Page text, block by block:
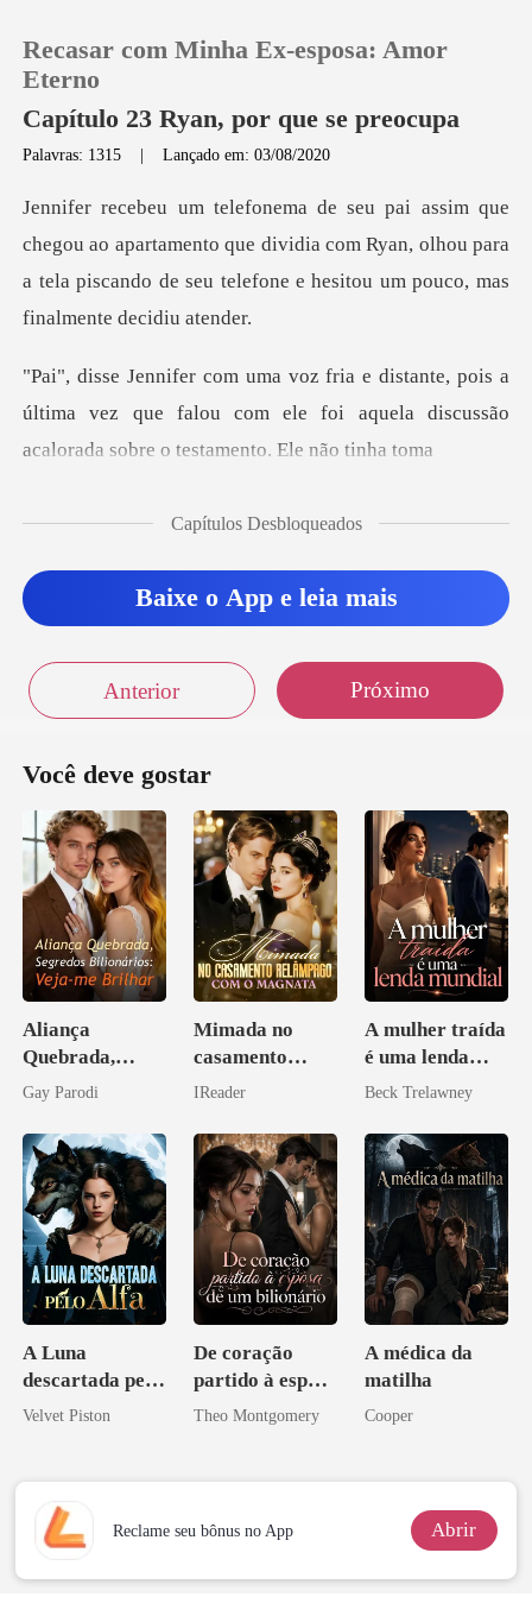
Loja
Histórico
Sair
Baixar App
Recasar com Minha Ex-esposa: Amor
Eterno
Capítulo 23 Ryan, por que se preocupa
Palavras: 1315 |Lançado em: 03/08/2020
partamento que dividia com Ryan, olhou para
a tela piscando de
ois a
última vez que falou com ele foi aquela discus
Capítulos Desbloqueados
Baixe o App e leia mais
Anterior Próximo
Você deve gostar
Aliança
Quebrada,
Segredos
Veja-me Brilhar
Gay Parodi
Mimada no
casamento
relâmpago com
IReader
A mulher traída
é uma lenda
mundial
Beck Trelawney
A Luna
descartada pelo
Alfa
Velvet Piston
De coração
partido à esposa
de um bilionário
Theo Montgomery
A médica da
matilha
Cooper
Reclame seu bônus no App Abrir